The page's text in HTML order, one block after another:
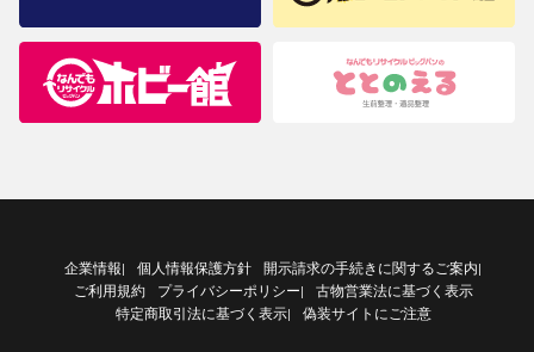
企業情報| 個人情報保護方針 開示請求の手続きに関するご案内|
ご利用規約 プライバシーポリシー|
古物営業法に基づく表示
特定商取引法に基づく表示| 偽装サイトにご注意